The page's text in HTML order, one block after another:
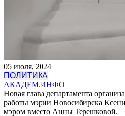
05 июля, 2024
ПОЛИТИКА
АКАДЕМ.ИНФО
Новая глава департамента
работы мэрии Новосибирска
мэром вместо Анны Терешковой.